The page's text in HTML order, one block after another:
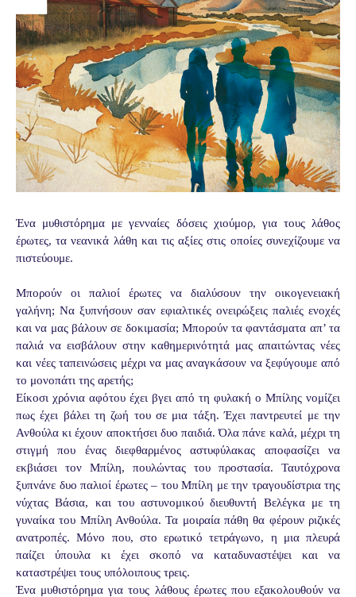
Ένα μυθιστόρημα με γενναίες δόσεις χιούμορ, για τους λάθος
έρωτες, τα νεανικά λάθη και τις αξίες στις οποίες συνεχίζουμε να
πιστεύουμε.
Μπορούν οι παλιοί έρωτες να διαλύσουν την οικογενειακή
γαλήνη; Να ξυπνήσουν σαν εφιαλτικές ονειρώξεις παλιές ενοχές
και να μας βάλουν σε δοκιμασία; Μπορούν τα φαντάσματα απ’ τα
παλιά να εισβάλουν στην καθημερινότητά μας απαιτώντας νέες
και νέες ταπεινώσεις μέχρι να μας αναγκάσουν να ξεφύγουμε από
το μονοπάτι της αρετής;
Είκοσι χρόνια αφότου έχει βγει από τη φυλακή ο Μπίλης νομίζει
πως έχει βάλει τη ζωή του σε μια τάξη. Έχει παντρευτεί με την
Ανθούλα κι έχουν αποκτήσει δυο παιδιά. Όλα πάνε καλά, μέχρι τη
στιγμή που ένας διεφθαρμένος αστυφύλακας αποφασίζει να
εκβιάσει τον Μπίλη, πουλώντας του προστασία. Ταυτόχρονα
ξυπνάνε δυο παλιοί έρωτες – του Μπίλη με την τραγουδίστρια της
νύχτας Βάσια, και του αστυνομικού διευθυντή Βελέγκα με τη
γυναίκα του Μπίλη Ανθούλα. Τα μοιραία πάθη θα φέρουν ριζικές
ανατροπές. Μόνο που, στο ερωτικό τετράγωνο, η μια πλευρά
παίζει ύπουλα κι έχει σκοπό να καταδυναστέψει και να
καταστρέψει τους υπόλοιπους τρεις.
Ένα μυθιστόρημα για τους λάθους έρωτες που εξακολουθούν να